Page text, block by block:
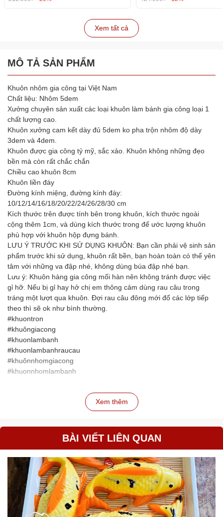
Xem tất cả
MÔ TẢ SẢN PHẨM
Khuôn nhôm gia công tại Việt Nam
Chất liệu: Nhôm 5dem
Xưởng chuyên sản xuất các loại khuôn làm bánh gia công loại 1
chất lượng cao.
Khuôn xưởng cam kết dày đủ 5dem ko pha trộn nhôm độ dày
3dem và 4dem.
Khuôn được gia công tỷ mỹ, sắc xảo. Khuôn không những đẹo
bền mà còn rất chắc chắn
Chiều cao khuôn 8cm
Khuôn liền đáy
Đường kính miệng, đường kính đáy:
10/12/14/16/18/20/22/24/26/28/30 cm
Kích thước trên được tính bên trong khuôn, kích thước ngoài
cộng thêm 1cm, và dùng kích thước trong để ước lượng khuôn
phù hợp với khuôn hộp đựng bánh.
LƯU Ý TRƯỚC KHI SỬ DỤNG KHUÔN: Bạn cần phải vệ sinh sản
phẩm trước khi sử dụng, khuôn rất bền, bạn hoàn toàn có thể yên
tâm với những va đập nhé, không dùng búa đập nhé bạn.
Lưu ý: Khuôn hàng gia công mối hàn nên không tránh được việc
gỉ hỡ. Nếu bị gỉ hay hở chị em thông cảm dùng rau câu trong
tráng một lượt qua khuôn. Đợi rau câu đông mới đổ các lớp tiếp
theo thì sẽ ok như bình thường.
#khuontron
#khuôngiacong
#khuonlambanh
#khuonlambanhraucau
#khuônnhomgiacong
#khuonnhomlambanh
Xem thêm
BÀI VIẾT LIÊN QUAN